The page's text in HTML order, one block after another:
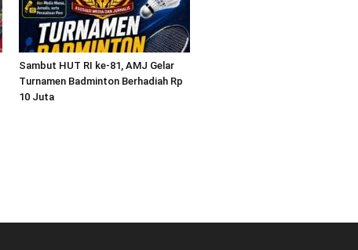
Sambut HUT RI ke-81, AMJ Gelar
Turnamen Badminton Berhadiah Rp
10 Juta